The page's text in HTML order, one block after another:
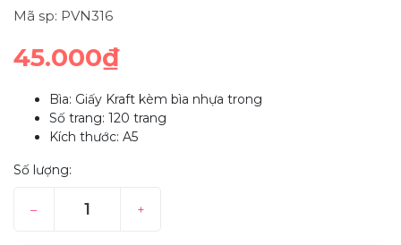
Mã sp: PVN316
45.000₫
Bìa: Giấy Kraft kèm bìa nhựa trong
Số trang: 120 trang
Kích thước: A5
Số lượng:
– +